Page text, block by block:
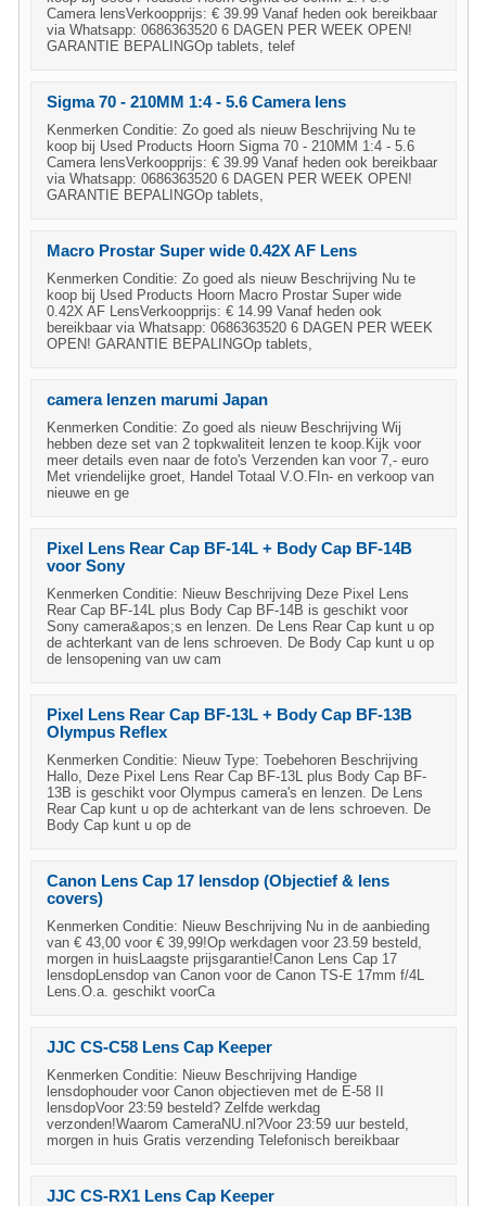
Camera lensVerkoopprijs: € 39.99 Vanaf heden ook bereikbaar
via Whatsapp: 0686363520 6 DAGEN PER WEEK OPEN!
GARANTIE BEPALINGOp tablets, telef
Sigma 70 - 210MM 1:4 - 5.6 Camera lens
Kenmerken Conditie: Zo goed als nieuw Beschrijving Nu te
koop bij Used Products Hoorn Sigma 70 - 210MM 1:4 - 5.6
Camera lensVerkoopprijs: € 39.99 Vanaf heden ook bereikbaar
via Whatsapp: 0686363520 6 DAGEN PER WEEK OPEN!
GARANTIE BEPALINGOp tablets,
Macro Prostar Super wide 0.42X AF Lens
Kenmerken Conditie: Zo goed als nieuw Beschrijving Nu te
koop bij Used Products Hoorn Macro Prostar Super wide
0.42X AF LensVerkoopprijs: € 14.99 Vanaf heden ook
bereikbaar via Whatsapp: 0686363520 6 DAGEN PER WEEK
OPEN! GARANTIE BEPALINGOp tablets,
camera lenzen marumi Japan
Kenmerken Conditie: Zo goed als nieuw Beschrijving Wij
hebben deze set van 2 topkwaliteit lenzen te koop.Kijk voor
meer details even naar de foto's Verzenden kan voor 7,- euro
Met vriendelijke groet, Handel Totaal V.O.FIn- en verkoop van
nieuwe en ge
Pixel Lens Rear Cap BF-14L + Body Cap BF-14B
voor Sony
Kenmerken Conditie: Nieuw Beschrijving Deze Pixel Lens
Rear Cap BF-14L plus Body Cap BF-14B is geschikt voor
Sony camera&apos;s en lenzen. De Lens Rear Cap kunt u op
de achterkant van de lens schroeven. De Body Cap kunt u op
de lensopening van uw cam
Pixel Lens Rear Cap BF-13L + Body Cap BF-13B
Olympus Reflex
Kenmerken Conditie: Nieuw Type: Toebehoren Beschrijving
Hallo, Deze Pixel Lens Rear Cap BF-13L plus Body Cap BF-
13B is geschikt voor Olympus camera's en lenzen. De Lens
Rear Cap kunt u op de achterkant van de lens schroeven. De
Body Cap kunt u op de
Canon Lens Cap 17 lensdop (Objectief & lens
covers)
Kenmerken Conditie: Nieuw Beschrijving Nu in de aanbieding
van € 43,00 voor € 39,99!Op werkdagen voor 23.59 besteld,
morgen in huisLaagste prijsgarantie!Canon Lens Cap 17
lensdopLensdop van Canon voor de Canon TS-E 17mm f/4L
Lens.O.a. geschikt voorCa
JJC CS-C58 Lens Cap Keeper
Kenmerken Conditie: Nieuw Beschrijving Handige
lensdophouder voor Canon objectieven met de E-58 II
lensdopVoor 23:59 besteld? Zelfde werkdag
verzonden!Waarom CameraNU.nl?Voor 23:59 uur besteld,
morgen in huis Gratis verzending Telefonisch bereikbaar
JJC CS-RX1 Lens Cap Keeper